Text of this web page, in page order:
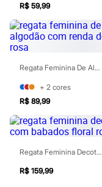
Calçados
Botas
Chinelos
Sapatos
Sandálias e Papetes
Tênis
Moda esportiva
Acessórios
Bermudas
Camisetas
Calças
Calçados
Regatas
Moda íntima
Meias
R$ 59,99
Regata Feminina De Algodão Com Renda Decote V Rosa
+ 2 cores
R$ 89,99
Regata Feminina Decote V Com Babados Floral Rosa
R$ 159,99